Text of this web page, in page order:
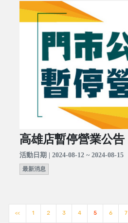
高雄店暫停營業公告
活動日期 | 2024-08-12 ~ 2024-08-15
最新消息
<< 1 2 3 4 5 6 7